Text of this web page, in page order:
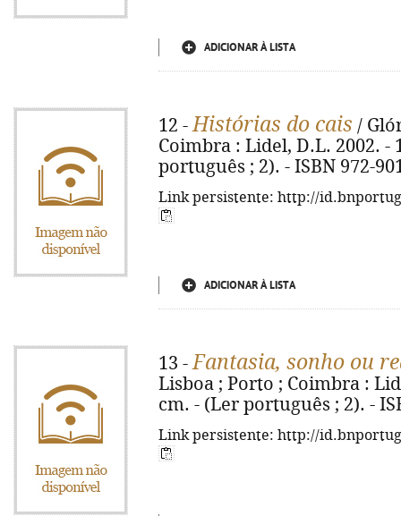
ADICIONAR À LISTA
12 -Histórias do cais /
Coimbra : Lidel, D.L. 2002. -
português ; 2). - ISBN 972-
Link persistente: http://
ADICIONAR À LISTA
13 -Fantasia, sonho ou
Lisboa ; Porto ; Coimbra :
cm. - (Ler português ; 2). -
Link persistente: http://